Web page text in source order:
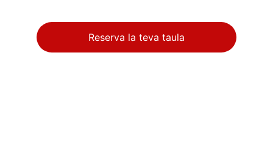
Reserva la teva taula